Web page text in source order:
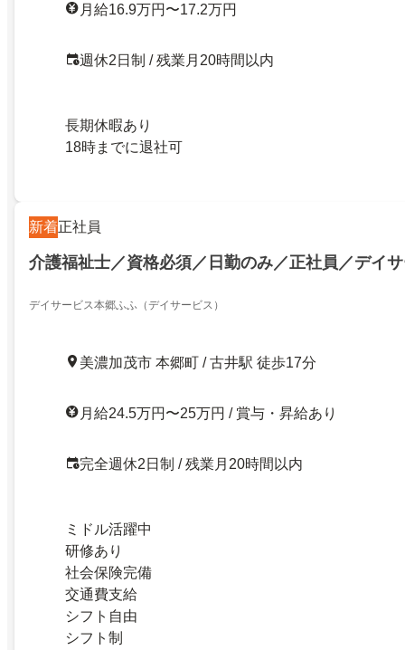
月給16.9万円〜17.2万円
週休2日制 / 残業月20時間以内
長期休暇あり
18時までに退社可
新着正社員
介護福祉士／資格必須／日勤のみ／正社員／デイ
デイサービス本郷ふふ（デイサービス）
美濃加茂市 本郷町 / 古井駅 徒歩17分
月給24.5万円〜25万円 / 賞与・昇給あり
完全週休2日制 / 残業月20時間以内
ミドル活躍中
研修あり
社会保険完備
交通費支給
シフト自由
シフト制